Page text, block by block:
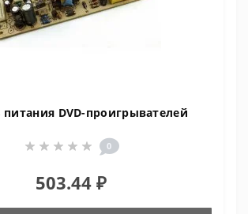
DVD-проигрывателей
0
503.44 ₽